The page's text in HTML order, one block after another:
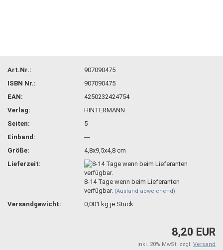
Art.Nr.:
907090475
ISBN Nr.:
907090475
EAN:
4250232424754
Verlag:
HINTERMANN
Seiten:
5
Einband:
---
Größe:
4,8x9,5x4,8 cm
Lieferzeit:
8-14 Tage wenn beim Lieferanten
verfügbar. (Ausland abweichend)
Versandgewicht: 0,001 kg je Stück
8,20 EUR
inkl. 20% MwSt. zzgl. Versand